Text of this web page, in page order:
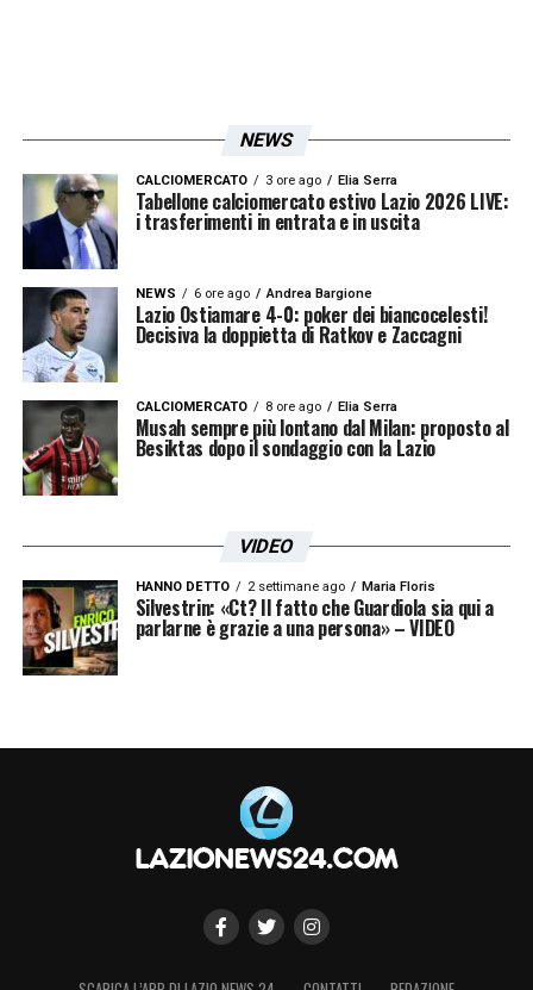
NEWS
CALCIOMERCATO 3 ore ago Elia Serra
Tabellone calciomercato estivo Lazio 2026 LIVE:
i trasferimenti in entrata e in uscita
NEWS 6 ore ago Andrea Bargione
Lazio Ostiamare 4-0: poker dei biancocelesti!
Decisiva la doppietta di Ratkov e Zaccagni
CALCIOMERCATO 8 ore ago Elia Serra
Musah sempre più lontano dal Milan: proposto al
Besiktas dopo il sondaggio con la Lazio
VIDEO
HANNO DETTO 2 settimane ago Maria Floris
Silvestrin: «Ct? Il fatto che Guardiola sia qui a
parlarne è grazie a una persona» – VIDEO